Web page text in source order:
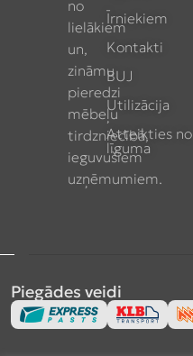
no
lielākiem
un,
zināmu
pieredzi
mēbeļu
tirdzniecībā,
ieguvušiem
uzņēmumiem.
Īrniekiem
Kontakti
BUJ
Utilizācija
Atteikties no
līguma
Piegādes veidi